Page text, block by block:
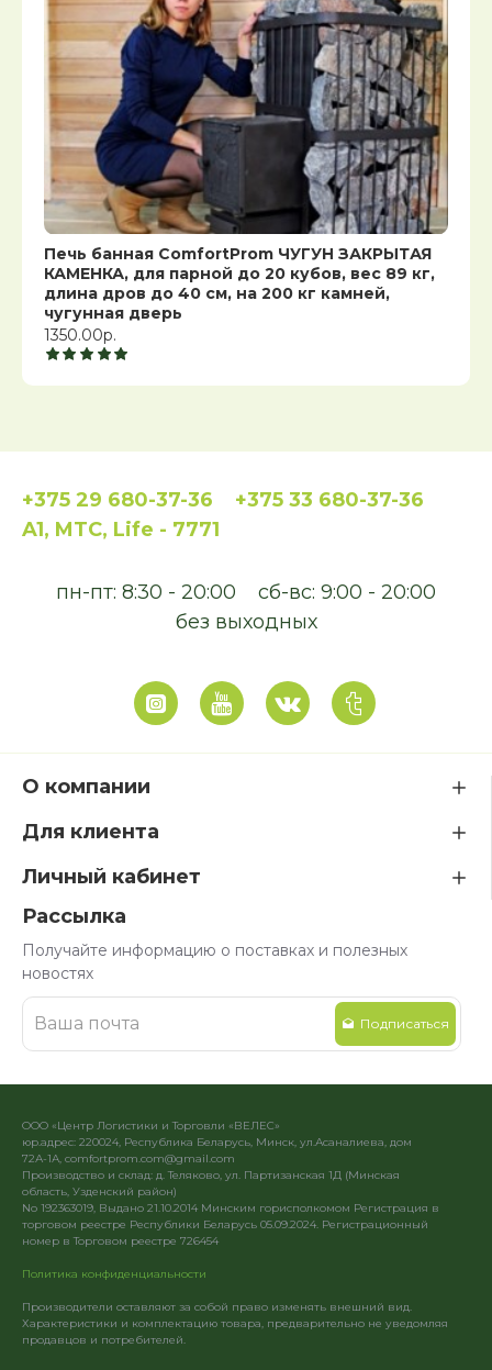
Печь банная ComfortProm ЧУГУН ЗАКРЫТАЯ
КАМЕНКА, для парной до 20 кубов, вес 89 кг,
длина дров до 40 см, на 200 кг камней,
чугунная дверь
1350.00р.
+375 29 680-37-36
+375 33 680-37-36
A1, MTC, Life - 7771
пн-пт: 8:30 - 20:00
сб-вс: 9:00 - 20:00
без выходных
О компании
Для клиента
Личный кабинет
Рассылка
Получайте информацию о поставках и полезных
новостях
Подписаться
ООО «Центр Логистики и Торговли «ВЕЛЕС»
юр.адрес: 220024, Республика Беларусь, Минск, ул.Асаналиева, дом
72А-1А, comfortprom.com@gmail.com
Производство и склад: д. Теляково, ул. Партизанская 1Д (Минская
область, Узденский район)
No 192363019, Выдано 21.10.2014 Минским горисполкомом Регистрация в
торговом реестре Республики Беларусь 05.09.2024. Регистрационный
номер в Торговом реестре 726454
Политика конфиденциальности
Производители оставляют за собой право изменять внешний вид.
Характеристики и комплектацию товара, предварительно не уведомляя
продавцов и потребителей.